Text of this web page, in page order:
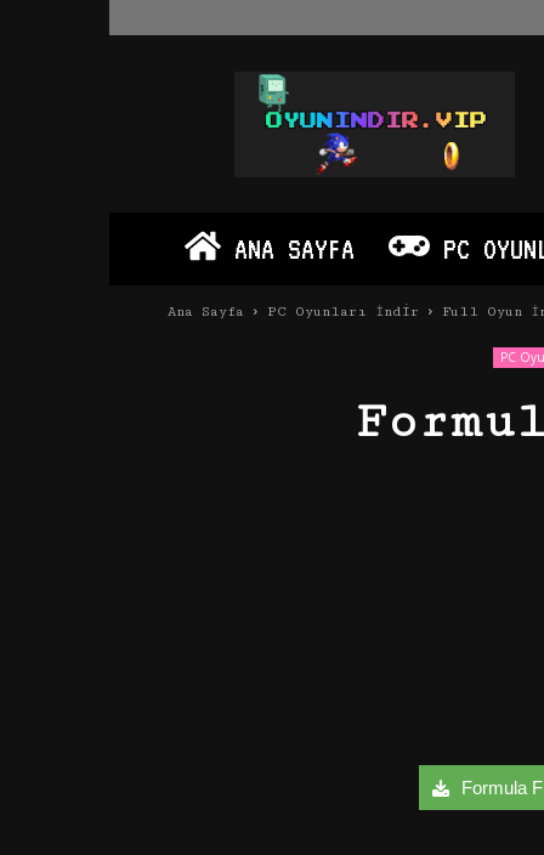
Oyun
İndir
PC
Android
ANA SAYFA PC
Ana Sayfa PC Oyunları İndir Full Oyun
PC
Formula